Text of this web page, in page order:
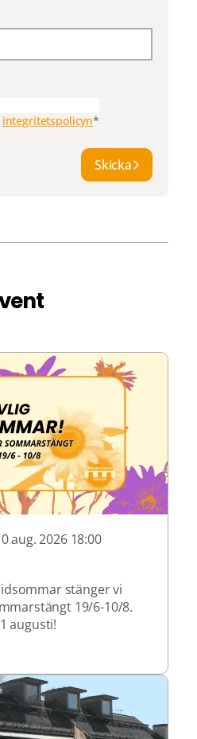
integritetspolicyn*
Skicka
aug. 2026 18:00
stänger vi
19/6-10/8.
augusti!